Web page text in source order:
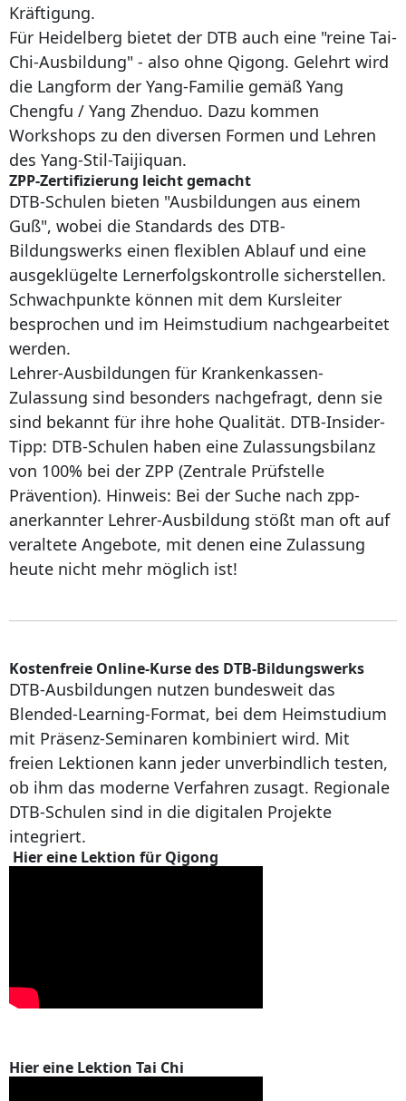
Kräftigung.
Für Heidelberg bietet der DTB auch eine "reine Tai-
Chi-Ausbildung" - also ohne Qigong. Gelehrt wird
die Langform der Yang-Familie gemäß Yang
Chengfu / Yang Zhenduo. Dazu kommen
Workshops zu den diversen Formen und Lehren
des Yang-Stil-Taijiquan.
ZPP-Zertifizierung leicht gemacht
DTB-Schulen bieten "Ausbildungen aus einem
Guß", wobei die Standards des DTB-
Bildungswerks einen flexiblen Ablauf und eine
ausgeklügelte Lernerfolgskontrolle sicherstellen.
Schwachpunkte können mit dem Kursleiter
besprochen und im Heimstudium nachgearbeitet
werden.
Lehrer-Ausbildungen für Krankenkassen-
Zulassung sind besonders nachgefragt, denn sie
sind bekannt für ihre hohe Qualität. DTB-Insider-
Tipp: DTB-Schulen haben eine Zulassungsbilanz
von 100% bei der ZPP (Zentrale Prüfstelle
Prävention). Hinweis: Bei der Suche nach zpp-
anerkannter Lehrer-Ausbildung stößt man oft auf
veraltete Angebote, mit denen eine Zulassung
heute nicht mehr möglich ist!
Kostenfreie Online-Kurse des DTB-Bildungswerks
DTB-Ausbildungen nutzen bundesweit das
Blended-Learning-Format, bei dem Heimstudium
mit Präsenz-Seminaren kombiniert wird. Mit
freien Lektionen kann jeder unverbindlich testen,
ob ihm das moderne Verfahren zusagt. Regionale
DTB-Schulen sind in die digitalen Projekte
integriert.
Hier eine Lektion für Qigong
Hier eine Lektion Tai Chi